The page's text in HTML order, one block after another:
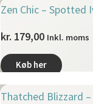
Zen Chic – Spotted
kr. 179,00 Inkl. moms
Køb her
Thatched Blizzard